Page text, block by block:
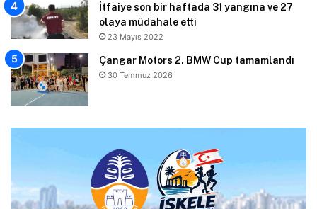
İtfaiye son bir haftada 31 yangına ve 27
olaya müdahale etti
23 Mayıs 2022
Çangar Motors 2. BMW Cup tamamlandı
30 Temmuz 2026